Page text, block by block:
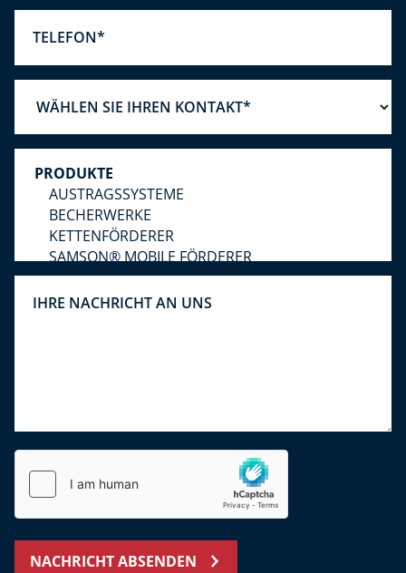
NACHRICHT ABSENDEN